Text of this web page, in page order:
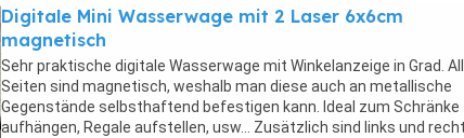
Digitale Mini Wasserwage mit 2 Laser 6x6cm
magnetisch
Sehr praktische digitale Wasserwage mit Winkelanzeige in Grad.
Seiten sind magnetisch, weshalb man diese auch an metallische
Gegenstände selbsthaftend befestigen kann. Ideal zum Schränke
aufhängen, Regale aufstellen, usw... Zusätzlich sind links und